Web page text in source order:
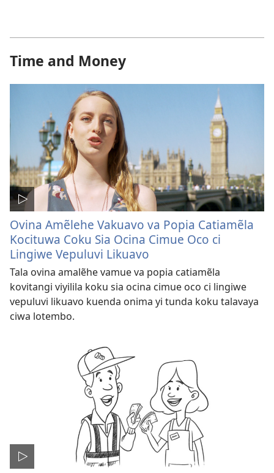
Time and Money
Ovina Amẽlehe Vakuavo va Popia Catiamẽla
Kocituwa Coku Sia Ocina Cimue Oco ci
Lingiwe Vepuluvi Likuavo
Tala ovina amalẽhe vamue va popia catiamẽla
kovitangi viyilila koku sia ocina cimue oco ci lingiwe
vepuluvi likuavo kuenda onima yi tunda koku talavaya
ciwa lotembo.